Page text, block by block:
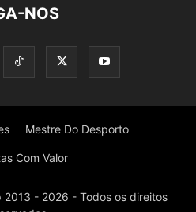
NOS
Mestre Do Desporto
Com Valor
- 2026 - Todos os direitos